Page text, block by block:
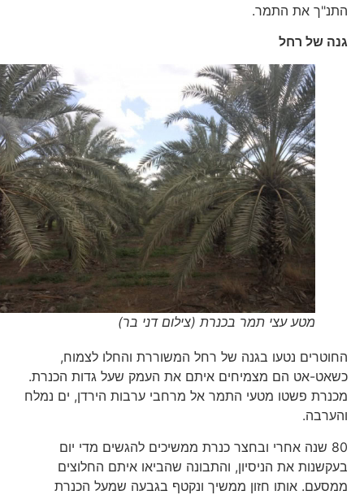
התנ"ך את התמר.
גנה של רחל
מטע עצי תמר בכנרת (צילום דני בר)
החוטרים נטעו בגנה של רחל המשוררת והחלו לצמוח,
כשאט-אט הם מצמיחים איתם את העמק שעל גדות הכנרת.
מכנרת פשטו מטעי התמר אל מרחבי ערבות הירדן, ים נמלח
והערבה.
80 שנה אחרי ובחצר כנרת ממשיכים להגשים מדי יום
בעקשנות את הניסיון, והתבונה שהביאו איתם החלוצים
ממסעם. אותו חזון ממשיך ונקטף בגבעה שמעל הכנרת